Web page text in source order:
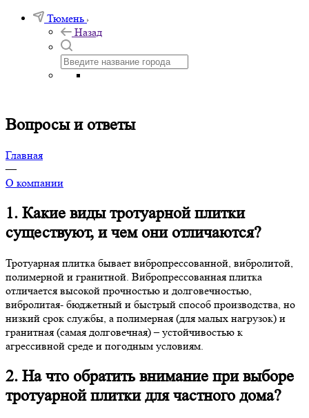
Тюмень
Назад
Вопросы и ответы
Главная
—
О компании
1. Какие виды тротуарной плитки
существуют, и чем они отличаются?
Тротуарная плитка бывает вибропрессованной, вибролитой,
полимерной и гранитной. Вибропрессованная плитка
отличается высокой прочностью и долговечностью,
вибролитая- бюджетный и быстрый способ производства, но
низкий срок службы, а полимерная (для малых нагрузок) и
гранитная (самая долговечная) – устойчивостью к
агрессивной среде и погодным условиям.
2. На что обратить внимание при выборе
тротуарной плитки для частного дома?